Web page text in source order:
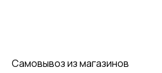
Самовывоз из магазинов